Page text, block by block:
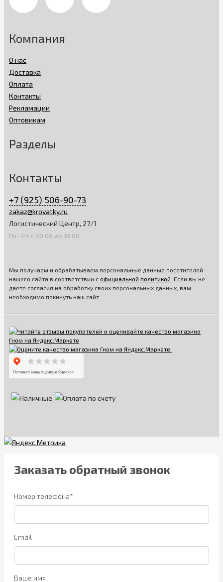
Компания
О нас
Доставка
Оплата
Контакты
Рекламации
Оптовикам
Разделы
Контакты
+7 (925) 506-90-73
zakaz@krovatky.ru
Логистический Центр, 27/1
Пн—Пт с 09:00 до 18:00
Мы получаем и обрабатываем персональные данные посетителей
нашего сайта в соответствии с официальной политикой . Если вы не
даете согласия на обработку своих персональных данных, вам
необходимо покинуть наш сайт
Заказать обратный звонок
Номер телефона*
Email
Ваше имя